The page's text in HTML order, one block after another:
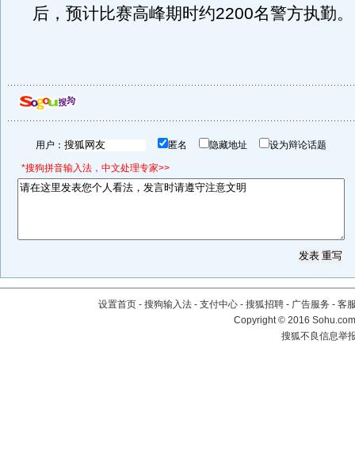
后，预计比赛高峰期时约2200名警方执勤。
用户： 匿名 隐藏地址 设为辩论话题
*搜狗拼音输入法，中文处理专家>>
设置首页 - 搜狗输入法 - 支付中心 - 搜狐招聘 - 广告服务 - 客
Copyright©2016
搜狐不良信息举